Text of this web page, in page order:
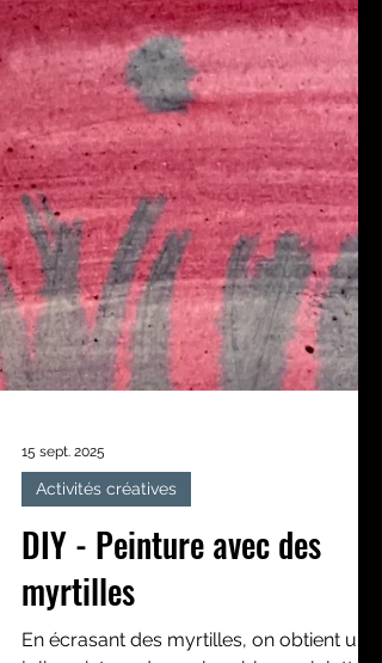
15 sept. 2025
Activités créatives
DIY - Peinture avec des